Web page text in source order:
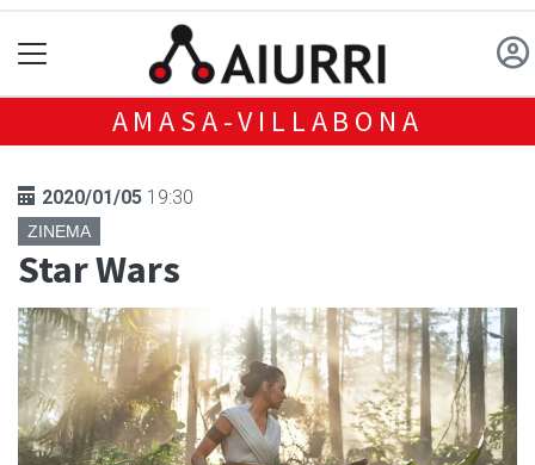
AMASA-VILLABONA
2020/01/05 19:30
ZINEMA
Star Wars